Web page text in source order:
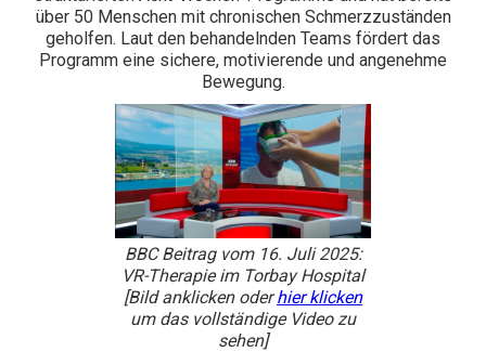
über 50 Menschen mit chronischen Schmerzzuständen
geholfen. Laut den behandelnden Teams fördert das
Programm eine sichere, motivierende und angenehme
Bewegung.
BBC Beitrag vom 16. Juli 2025:
VR-Therapie im Torbay Hospital
[Bild anklicken oderhier klicken
um das vollständige Video zu
sehen]